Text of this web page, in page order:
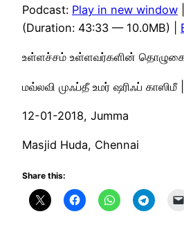
Podcast: Play in new window
(Duration: 43:33 — 10.0MB) |
உள்ளச்சம் உள்ளவர்களின்
மவ்லவி முஃப்தீ உமர் ஷரிஃப்
12-01-2018, Jumma
Masjid Huda, Chennai
Share this: